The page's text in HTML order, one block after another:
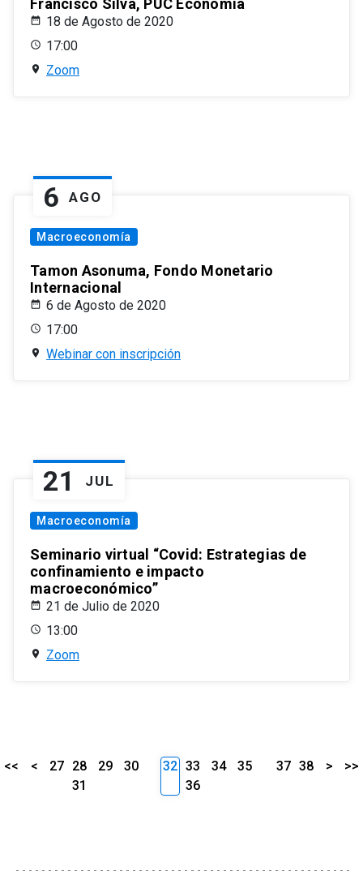
Francisco Silva, PUC Economía
18 de Agosto de 2020
17:00
Zoom
6 AGO
Macroeconomía
Tamon Asonuma, Fondo Monetario
Internacional
6 de Agosto de 2020
17:00
Webinar con inscripción
21 JUL
Macroeconomía
Seminario virtual “Covid: Estrategias de
confinamiento e impacto
macroeconómico”
21 de Julio de 2020
13:00
Zoom
<< < 27 28 29
30
31
32 33 34
35
36
37 38 > >>